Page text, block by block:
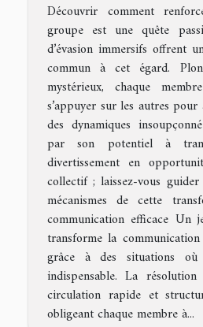
Découvrir comment
groupe est une quête
d’évasion immersifs offrent
commun à cet égard.
mystérieux, chaque
s’appuyer sur les autres
des dynamiques
par son potentiel à
divertissement en
collectif ; laissez-vous
mécanismes de cette
communication efficace Un
transforme la
grâce à des situations
indispensable. La
circulation rapide et
obligeant chaque membre à...